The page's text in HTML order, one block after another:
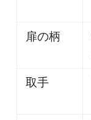
扉の柄
取手